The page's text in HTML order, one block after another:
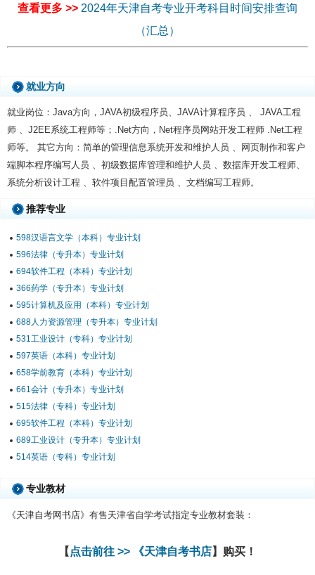
查看更多 >> 2024年天津自考专业开考科目时间安排查询
（汇总）
就业方向
就业岗位：Java方向，JAVA初级程序员、JAVA计算程序员 、 JAVA工程
师 、J2EE系统工程师等；.Net方向，Net程序员网站开发工程师 .Net工程
师等。 其它方向：简单的管理信息系统开发和维护人员 、网页制作和客户
端脚本程序编写人员 、初级数据库管理和维护人员 、数据库开发工程师、
系统分析设计工程 、软件项目配置管理员 、文档编写工程师。
推荐专业
598汉语言文学（本科）专业计划
596法律（专升本）专业计划
694软件工程（本科）专业计划
366药学（专升本）专业计划
595计算机及应用（本科）专业计划
688人力资源管理（专升本）专业计划
531工业设计（专科）专业计划
597英语（本科）专业计划
658学前教育（本科）专业计划
661会计（专升本）专业计划
515法律（专科）专业计划
695软件工程（本科）专业计划
689工业设计（专升本）专业计划
514英语（专科）专业计划
专业教材
《天津自考网书店》有售天津省自学考试指定专业教材套装：
【 点击前往 >> 《天津自考书店】购买！